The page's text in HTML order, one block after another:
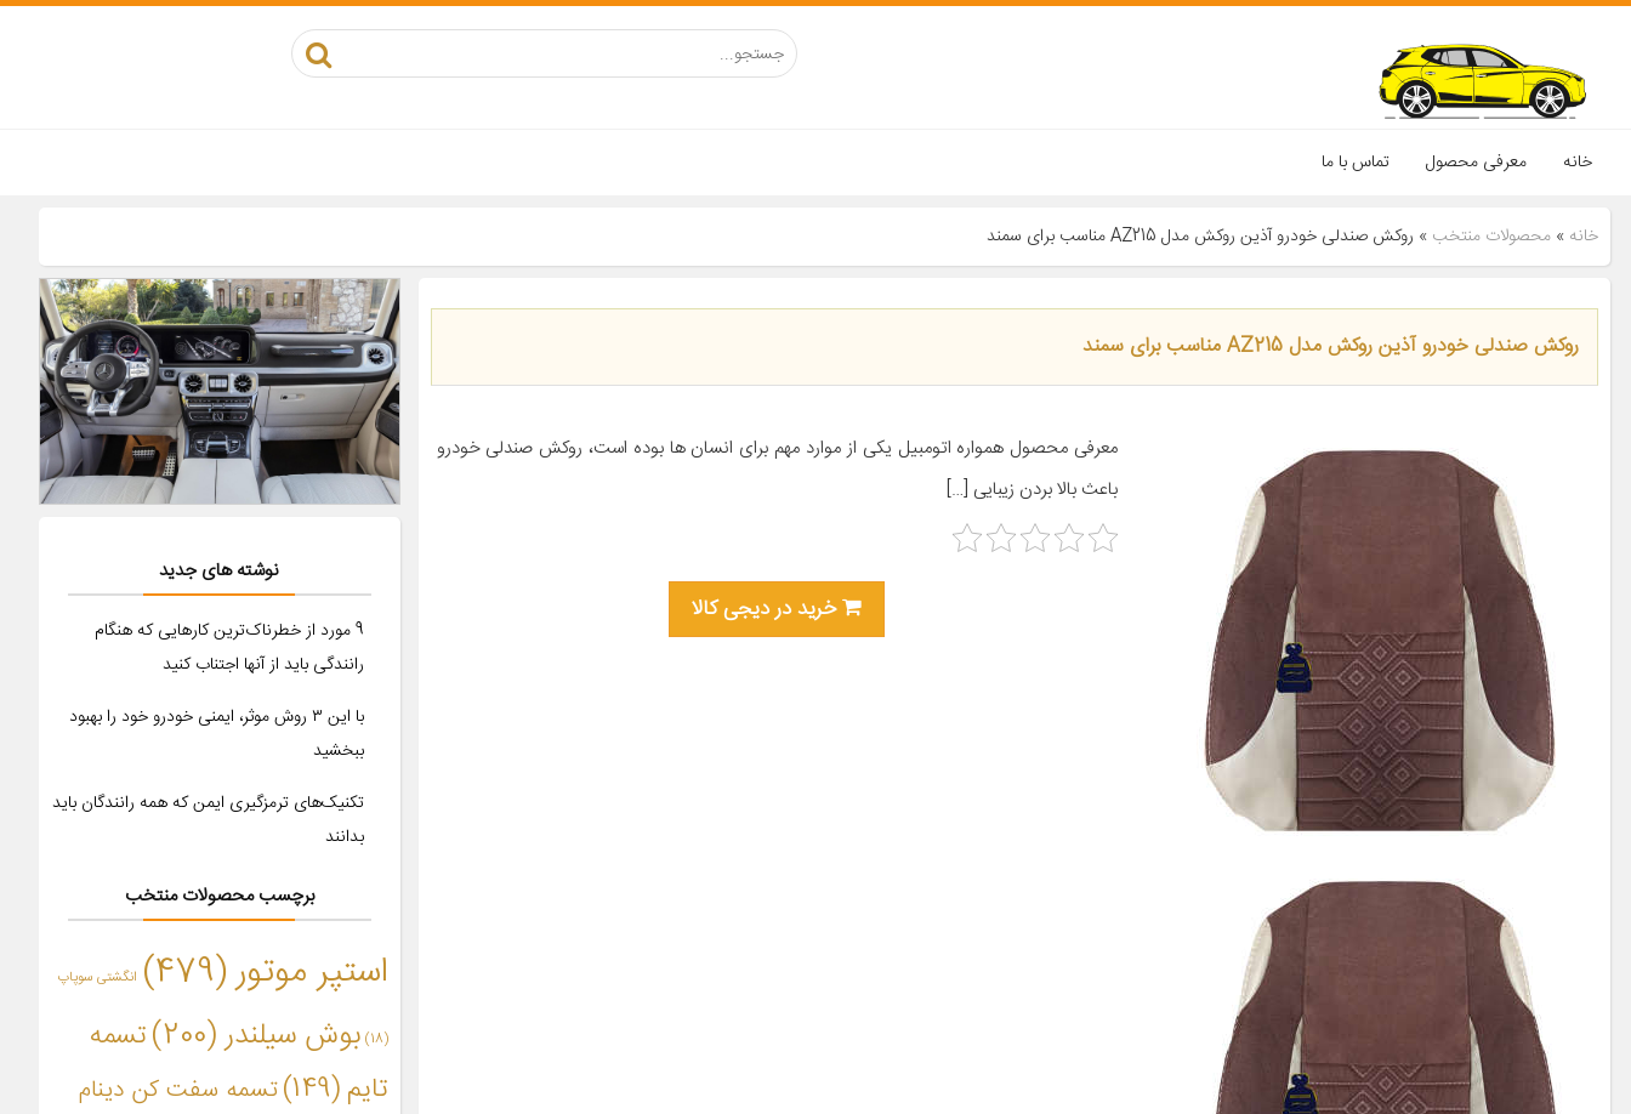
خانه معرفی محصول تماس با ما
خانه » محصولات منتخب » روکش صندلی خودرو آذین روکش مدل AZ215 مناسب برای سمند
روکش صندلی خودرو آذین روکش مدل AZ215 مناسب برای سمند
معرفی محصول همواره اتومبیل یکی از موارد مهم برای انسان ها بوده است، روکش صندلی خودرو
باعث بالا بردن زیبایی […]
خرید در دیجی کالا
نوشته های جدید
9 مورد از خطرناک‌ترین کارهایی که هنگام
رانندگی باید از آنها اجتناب کنید
با این ۳ روش موثر، ایمنی خودرو خود را بهبود
ببخشید
تکنیک‌های ترمزگیری ایمن که همه رانندگان باید
بدانند
برچسب محصولات منتخب
استپر موتور(479) انگشتی سوپاپ
(18) بوش سیلندر (200)
تسمه
تایم(149)
تسمه سفت کن دینام